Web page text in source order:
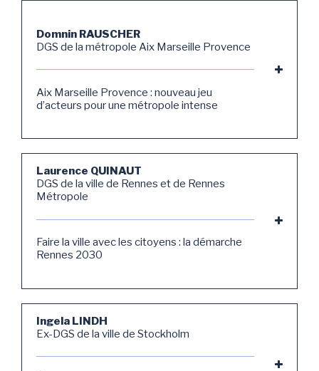
Domnin RAUSCHER
DGS de la métropole Aix Marseille Provence
Aix Marseille Provence : nouveau jeu
d’acteurs pour une métropole intense
Laurence QUINAUT
DGS de la ville de Rennes et de Rennes
Métropole
Faire la ville avec les citoyens : la démarche
Rennes 2030
Ingela LINDH
Ex-DGS de la ville de Stockholm